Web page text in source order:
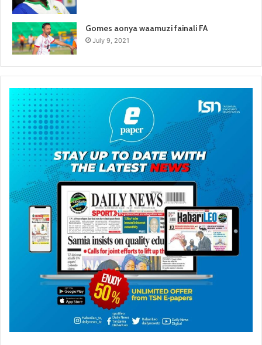
Gomes aonya waamuzi fainali FA
July 9, 2021